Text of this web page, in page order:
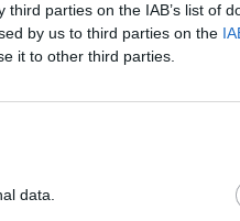
parties on the IAB’s list of
by us to third parties on the
it to other third parties.
data.
giugno 2026 e si
stagione sportiva.
la Società è
materiali che
aspirando ad un